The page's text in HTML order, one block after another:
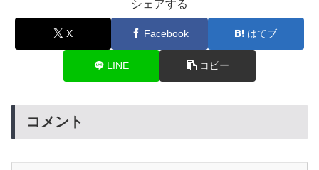
シェアする
X Facebook はてブ
LINE コピー
コメント